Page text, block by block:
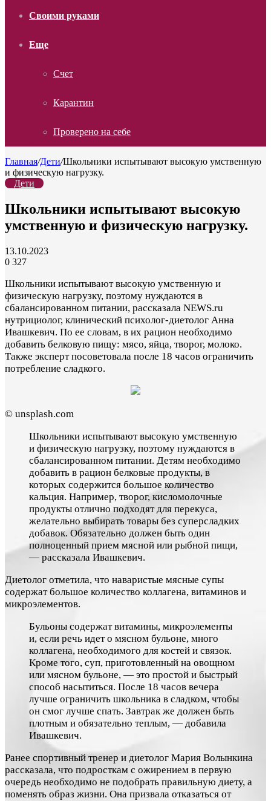
Своими руками
Еще
Счет
Карантин
Проверено на себе
Главная/Дети/Школьники испытывают высокую умственную
и физическую нагрузку.
Дети
Школьники испытывают высокую
умственную и физическую нагрузку.
13.10.2023
0 327
Школьники испытывают высокую умственную и
физическую нагрузку, поэтому нуждаются в
сбалансированном питании, рассказала NEWS.ru
нутрициолог, клинический психолог-диетолог Анна
Ивашкевич. По ее словам, в их рацион необходимо
добавить белковую пищу: мясо, яйца, творог, молоко.
Также эксперт посоветовала после 18 часов ограничить
потребление сладкого.
© unsplash.com
Школьники испытывают высокую умственную
и физическую нагрузку, поэтому нуждаются в
сбалансированном питании. Детям необходимо
добавить в рацион белковые продукты, в
которых содержится большое количество
кальция. Например, творог, кисломолочные
продукты отлично подходят для перекуса,
желательно выбирать товары без суперсладких
добавок. Обязательно должен быть один
полноценный прием мясной или рыбной пищи,
— рассказала Ивашкевич.
Диетолог отметила, что наваристые мясные супы
содержат большое количество коллагена, витаминов и
микроэлементов.
Бульоны содержат витамины, микроэлементы
и, если речь идет о мясном бульоне, много
коллагена, необходимого для костей и связок.
Кроме того, суп, приготовленный на овощном
или мясном бульоне, — это простой и быстрый
способ насытиться. После 18 часов вечера
лучше ограничить школьника в сладком, чтобы
он смог лучше спать. Завтрак же должен быть
плотным и обязательно теплым, — добавила
Ивашкевич.
Ранее спортивный тренер и диетолог Мария Волынкина
рассказала, что подросткам с ожирением в первую
очередь необходимо не подобрать правильную диету, а
поменять образ жизни. Она призвала отказаться от